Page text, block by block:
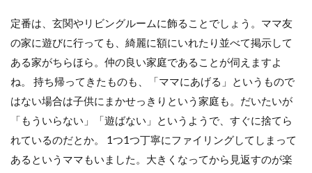
5
ま
と
め
定番は、玄関やリビングルームに飾ることでしょう。ママ友
の家に遊びに行っても、綺麗に額にいれたり並べて掲示して
ある家がちらほら。仲の良い家庭であることが伺えますよ
ね。 持ち帰ってきたものも、「ママにあげる」というもので
はない場合は子供にまかせっきりという家庭も。だいたいが
「もういらない」「遊ばない」というようで、すぐに捨てら
れているのだとか。 1つ1つ丁寧にファイリングしてしまって
あるというママもいました。大きくなってから見返すのが楽